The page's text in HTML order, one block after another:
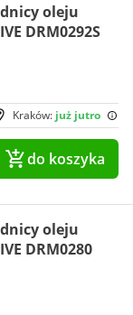
oleju
DRM0292S
Kraków: już jutro
do koszyka
oleju
DRM0280